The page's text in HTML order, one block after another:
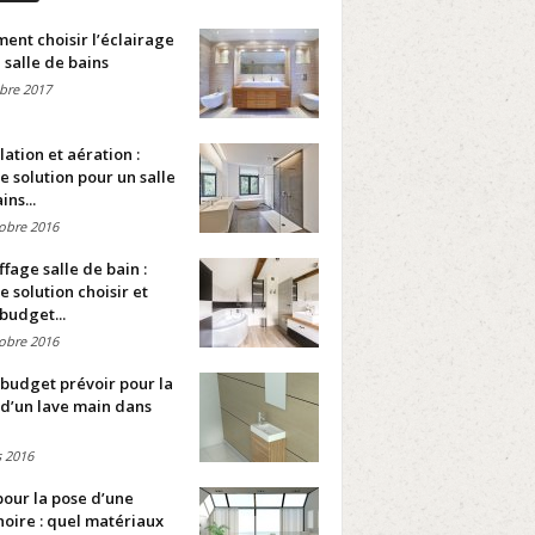
choisir l’éclairage
salle de bains
2017
et aération :
solution pour un salle
2016
salle de bain :
solution choisir et
2016
prévoir pour la
lave main dans
2016
la pose d’une
: quel matériaux